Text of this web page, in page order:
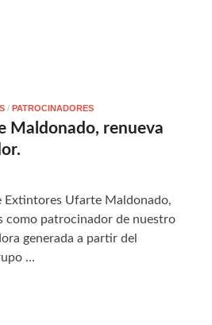
/ PATROCINADORES
Maldonado, renueva
Extintores Ufarte Maldonado,
como patrocinador de nuestro
generada a partir del
…